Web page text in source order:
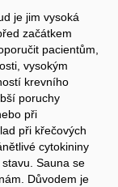
je jim vysoká
začátkem
pacientům,
vysokým
krevního
poruchy
při
při křečových
cytokininy
Sauna se
Důvodem je